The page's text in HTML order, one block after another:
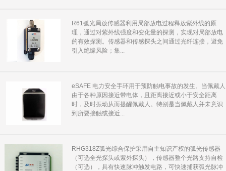
R61弧光局放传感器利用局部放电过程释放紫外线的原
理，通过对紫外线强度和变化量的探测，实现对局部放电
的有效探测。传感器和传感探头之间通过光纤连接，避免
引入绝缘风险；集...
eSAFE 电力安全手环用于预防触电事故的发生。当佩戴人
由于各种原因接近带电体，且距离接近或小于安全距离
时，及时振动从而提醒佩戴人。特别是当佩戴人并未意识
到所要接触或接近...
RHG318Z弧光综合保护采用自主知识产权的弧光传感器
（可选全光探头或紫外探头），传感器整个光路支持自检
（可选），具有快速脉冲触发电路，可快速捕获弧光脉冲